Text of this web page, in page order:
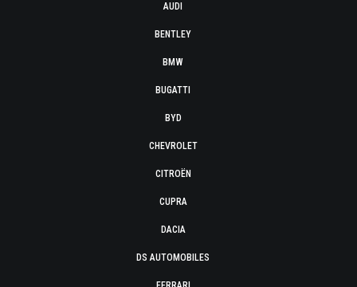
AUDI
BENTLEY
BMW
BUGATTI
BYD
CHEVROLET
CITROËN
CUPRA
DACIA
DS AUTOMOBILES